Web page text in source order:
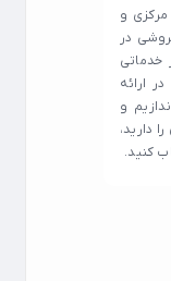
مرکزی و
در
خدماتی
ارائه
و
دارید،